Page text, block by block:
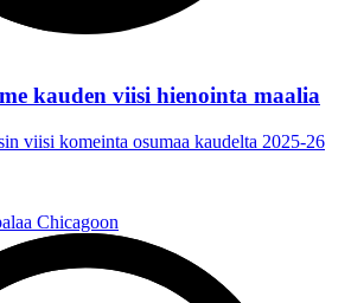
kauden viisi hienointa maalia
viisi komeinta osumaa kaudelta 2025-26